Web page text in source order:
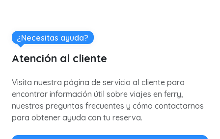
¿Necesitas ayuda?
Atención al cliente
Visita nuestra página de servicio al cliente para
encontrar información útil sobre viajes en ferry,
nuestras preguntas frecuentes y cómo contactarnos
para obtener ayuda con tu reserva.